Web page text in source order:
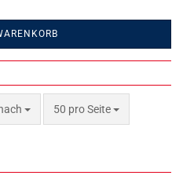
50 pro Seite
pro Seite